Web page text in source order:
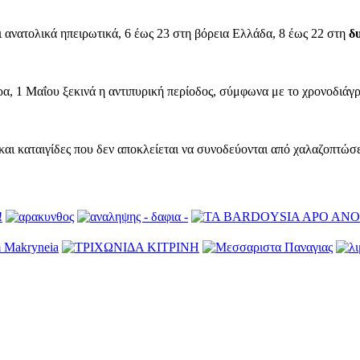
ηπειρωτικά, 6 έως 23 στη βόρεια Ελλάδα, 8 έως 22 στη
1 Μαΐου ξεκινά η αντιπυρική περίοδος, σύμφωνα με το
καταιγίδες που δεν αποκλείεται να συνοδεύονται από